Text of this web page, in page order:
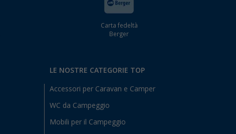
Carta fedeltà
Berger
LE NOSTRE CATEGORIE TOP
Accessori per Caravan e Camper
WC da Campeggio
Mobili per il Campeggio